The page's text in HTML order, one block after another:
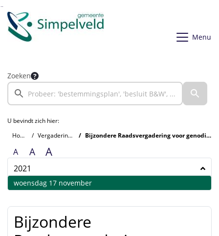
Ga naar de inhoud van deze pagina
Ga naar het zoeken
Ga naar het menu
Menu
Zoeken
U bevindt zich hier:
Home
Vergaderingen Bijzondere Raadsvergadering voor genodigden
A A A
2021
woensdag 17 november2021
Bijzondere